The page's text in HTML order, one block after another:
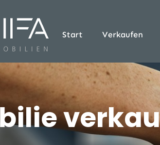
Start Verkaufen